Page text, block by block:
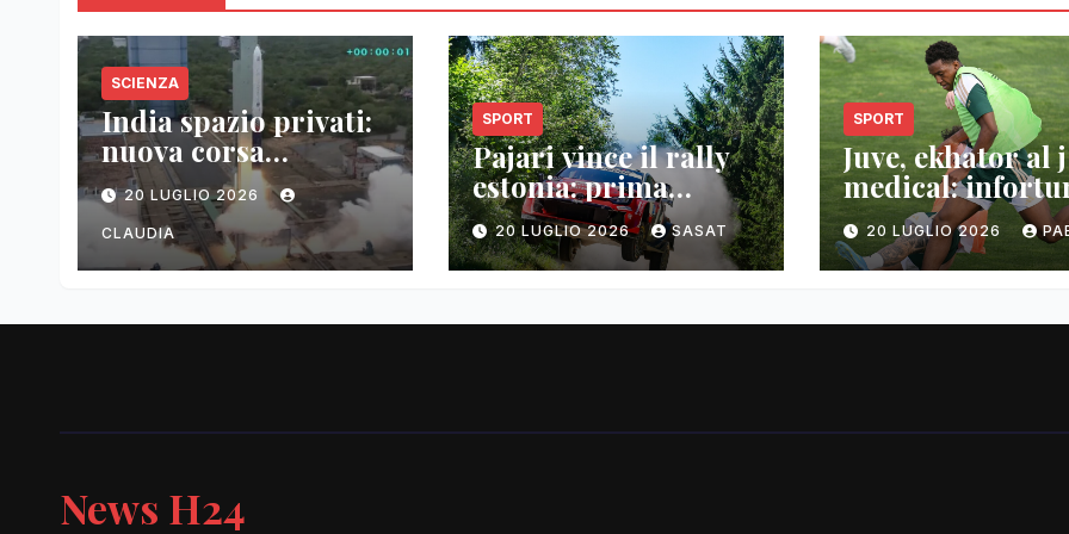
SCIENZA
India spazio privati:
nuova corsa
tecnologica
20 LUGLIO 2026
CLAUDIA
SPORT
Pajari vince il rally
estonia: prima
vittoria wrc
20 LUGLIO 2026 SASAT
SPORT
Juve, ekhator al j
medical:
muscolare
20 LUGLIO 2026
News H24